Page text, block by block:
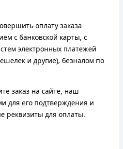
оплату заказа
с банковской карты, с
электронных платежей
и другие), безналом по
заказ на сайте, наш
для его подтверждения и
реквизиты для оплаты.